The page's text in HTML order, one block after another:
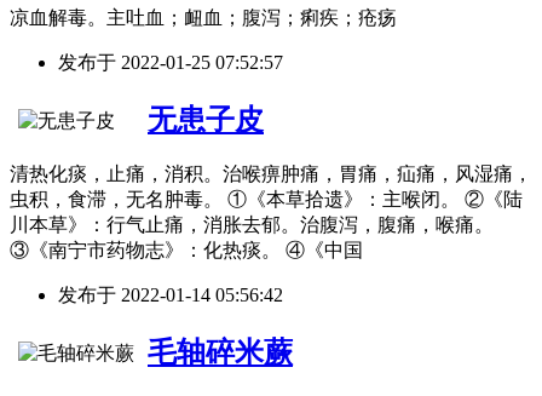
凉血解毒。主吐血；衄血；腹泻；痢疾；疮疡
发布于 2022-01-25 07:52:57
无患子皮
清热化痰，止痛，消积。治喉痹肿痛，胃痛，疝痛，风湿痛，
虫积，食滞，无名肿毒。 ①《本草拾遗》：主喉闭。 ②《陆
川本草》：行气止痛，消胀去郁。治腹泻，腹痛，喉痛。
③《南宁市药物志》：化热痰。 ④《中国
发布于 2022-01-14 05:56:42
毛轴碎米蕨